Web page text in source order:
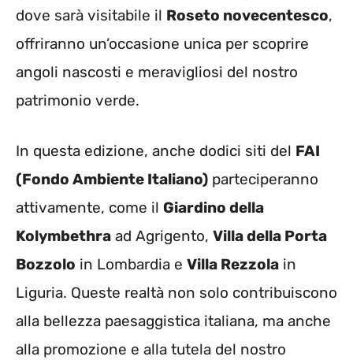
dove sarà visitabile il Roseto novecentesco,
offriranno un’occasione unica per scoprire
angoli nascosti e meravigliosi del nostro
patrimonio verde.
In questa edizione, anche dodici siti del FAI
(Fondo Ambiente Italiano) parteciperanno
attivamente, come il Giardino della
Kolymbethra ad Agrigento, Villa della Porta
Bozzolo in Lombardia e Villa Rezzola in
Liguria. Queste realtà non solo contribuiscono
alla bellezza paesaggistica italiana, ma anche
alla promozione e alla tutela del nostro